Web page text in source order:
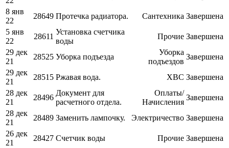
8 янв
22
28649 Протечка радиатора. Сантехника Завершена
5 янв
22
28611
Установка счетчика
воды
Прочие Завершена
29 дек
21
28525 Уборка подъезда
Уборка
подъездов
Завершена
29 дек
21
28515 Ржавая вода. ХВС Завершена
28 дек
21
28496
Документ для
расчетного отдела.
Оплаты/
Начисления
Завершена
28 дек
21
28489 Заменить лампочку. Электричество Завершена
26 дек
21
28427 Счетчик воды Прочие Завершена